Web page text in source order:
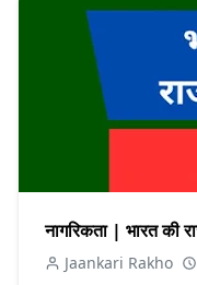
नागरिकता | भारत की
Jaankari Rakho